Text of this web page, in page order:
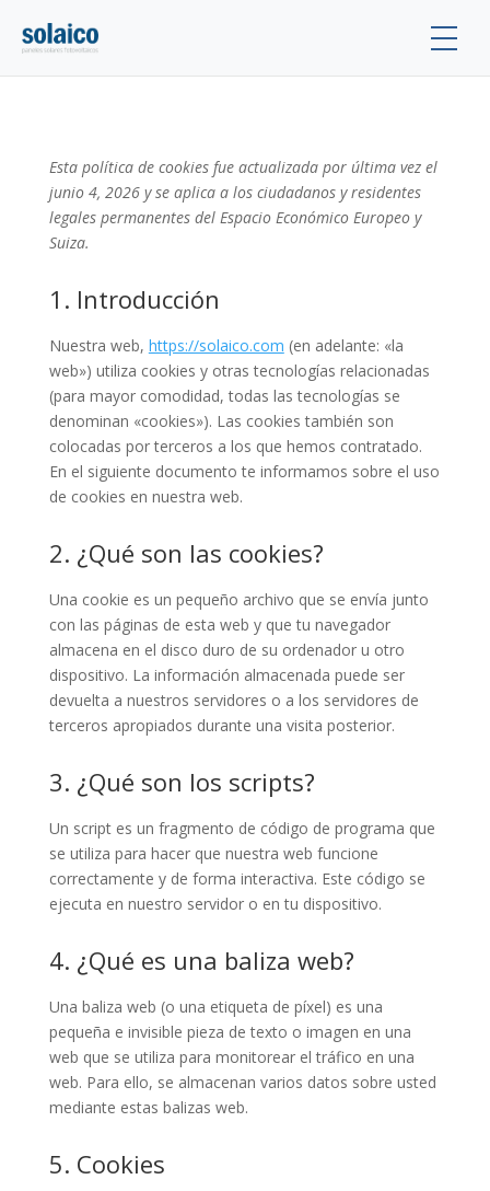
Esta política de cookies fue actualizada por última vez el
junio 4, 2026 y se aplica a los ciudadanos y residentes
legales permanentes del Espacio Económico Europeo y
Suiza.
1. Introducción
Nuestra web, https://solaico.com (en adelante: «la
web») utiliza cookies y otras tecnologías relacionadas
(para mayor comodidad, todas las tecnologías se
denominan «cookies»). Las cookies también son
colocadas por terceros a los que hemos contratado.
En el siguiente documento te informamos sobre el uso
de cookies en nuestra web.
2. ¿Qué son las cookies?
Una cookie es un pequeño archivo que se envía junto
con las páginas de esta web y que tu navegador
almacena en el disco duro de su ordenador u otro
dispositivo. La información almacenada puede ser
devuelta a nuestros servidores o a los servidores de
terceros apropiados durante una visita posterior.
3. ¿Qué son los scripts?
Un script es un fragmento de código de programa que
se utiliza para hacer que nuestra web funcione
correctamente y de forma interactiva. Este código se
ejecuta en nuestro servidor o en tu dispositivo.
4. ¿Qué es una baliza web?
Una baliza web (o una etiqueta de píxel) es una
pequeña e invisible pieza de texto o imagen en una
web que se utiliza para monitorear el tráfico en una
web. Para ello, se almacenan varios datos sobre usted
mediante estas balizas web.
5. Cookies
ES